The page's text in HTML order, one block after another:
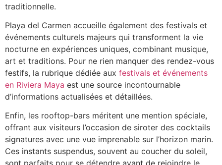
traditionnelle.
Playa del Carmen accueille également des festivals et
événements culturels majeurs qui transforment la vie
nocturne en expériences uniques, combinant musique,
art et traditions. Pour ne rien manquer des rendez-vous
festifs, la rubrique dédiée aux festivals et événements
en Riviera Maya est une source incontournable
d’informations actualisées et détaillées.
Enfin, les rooftop-bars méritent une mention spéciale,
offrant aux visiteurs l’occasion de siroter des cocktails
signatures avec une vue imprenable sur l’horizon marin.
Ces instants suspendus, souvent au coucher du soleil,